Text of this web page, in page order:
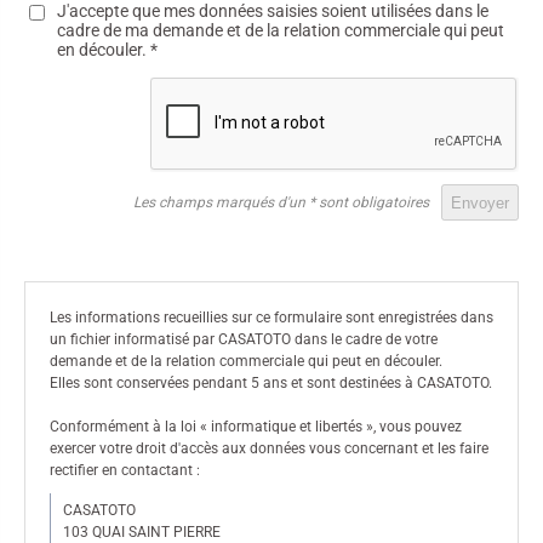
J'accepte que mes données saisies soient utilisées dans le
cadre de ma demande et de la relation commerciale qui peut
en découler. *
Les champs marqués d'un * sont obligatoires
Les informations recueillies sur ce formulaire sont enregistrées dans
un fichier informatisé par CASATOTO dans le cadre de votre
demande et de la relation commerciale qui peut en découler.
Elles sont conservées pendant 5 ans et sont destinées à CASATOTO.
Conformément à la loi « informatique et libertés », vous pouvez
exercer votre droit d'accès aux données vous concernant et les faire
rectifier en contactant :
CASATOTO
103 QUAI SAINT PIERRE